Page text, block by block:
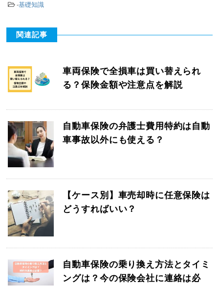
-基礎知識
関連記事
車両保険で全損車は買い替えられ
る？保険金額や注意点を解説
自動車保険の弁護士費用特約は自動
車事故以外にも使える？
【ケース別】車売却時に任意保険は
どうすればいい？
自動車保険の乗り換え方法とタイミ
ングは？今の保険会社に連絡は必